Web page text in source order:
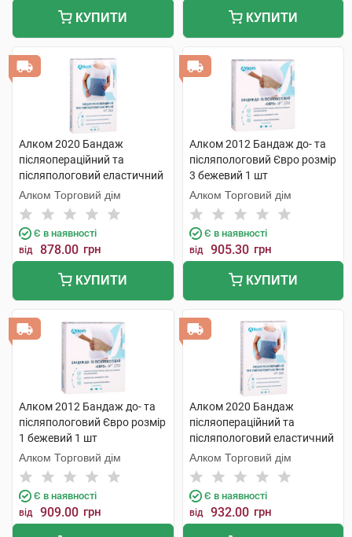
КУПИТИ КУПИТИ
Алком 2020 Бандаж
післяопераційний та
післяпологовий еластичний
розмір 3 1 шт
Алком Торговий дім
Є в наявності
від 878.00 грн
КУПИТИ
Алком 2012 Бандаж до- та
післяпологовий Євро розмір
3 бежевий 1 шт
Алком Торговий дім
Є в наявності
від 905.30 грн
КУПИТИ
Алком 2012 Бандаж до- та
післяпологовий Євро розмір
1 бежевий 1 шт
Алком Торговий дім
Є в наявності
від 909.00 грн
Алком 2020 Бандаж
післяопераційний та
післяпологовий еластичний
розмір 4 1 шт
Алком Торговий дім
Є в наявності
від 932.00 грн